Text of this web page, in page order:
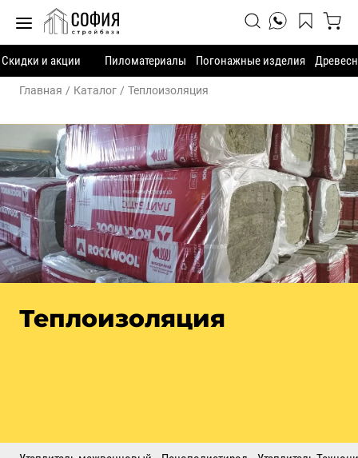
Скидки и акции Пиломатериалы Погонажные изделия
Главная Каталог Теплоизоляция
Теплоизоляция